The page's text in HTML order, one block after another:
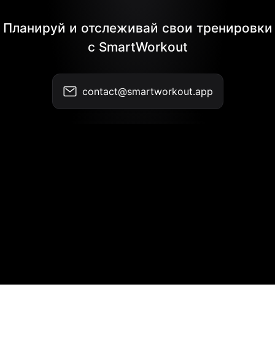
Планируй и отслеживай свои тренировки
с SmartWorkout
contact@smartworkout.app